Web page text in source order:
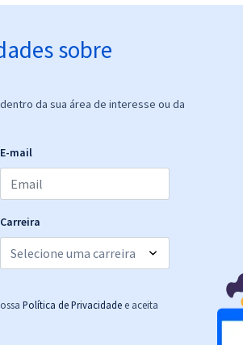
sobre
da sua área de interesse ou da
E-mail
Carreira
Política de Privacidade e aceita